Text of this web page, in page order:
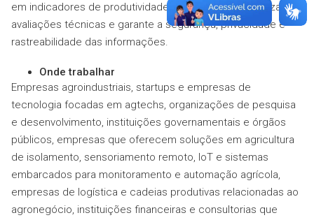
em indicadores de produtividade e métricas ESG, realiza
avaliações técnicas e garante a segurança, privacidade e
rastreabilidade das informações.
Onde trabalhar
Empresas agroindustriais, startups e empresas de
tecnologia focadas em agtechs, organizações de pesquisa
e desenvolvimento, instituições governamentais e órgãos
públicos, empresas que oferecem soluções em agricultura
de isolamento, sensoriamento remoto, IoT e sistemas
embarcados para monitoramento e automação agrícola,
empresas de logística e cadeias produtivas relacionadas ao
agronegócio, instituições financeiras e consultorias que